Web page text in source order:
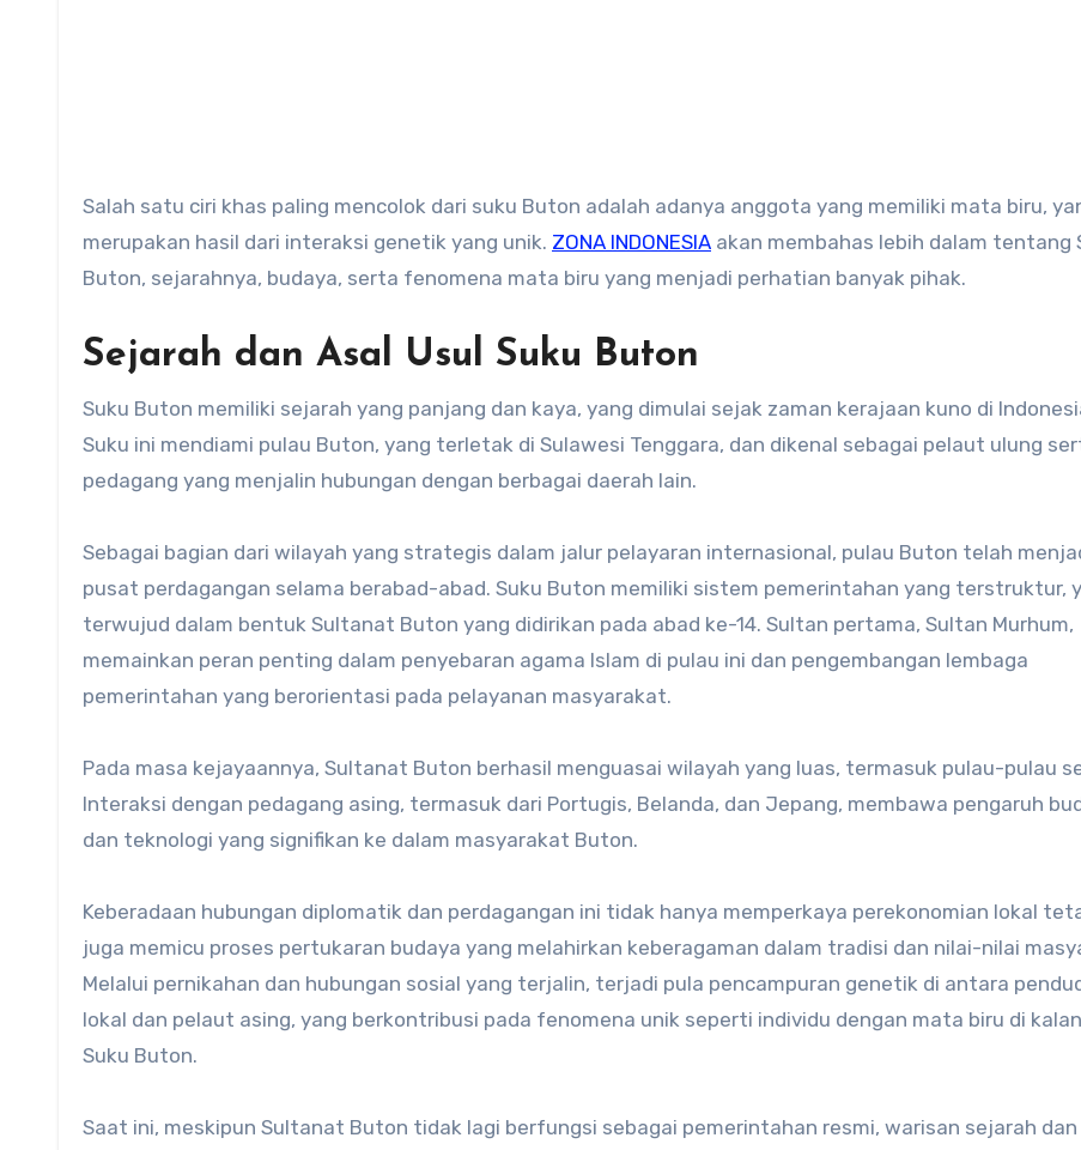
Salah satu ciri khas paling mencolok dari suku Buton adalah adanya anggota yang memiliki mata biru,
merupakan hasil dari interaksi genetik yang unik.​ ZONA INDONESIA akan membahas lebih dalam tentang
Buton, sejarahnya, budaya, serta fenomena mata biru yang menjadi perhatian banyak pihak.
Sejarah dan Asal Usul Suku Buton
Suku Buton memiliki sejarah yang panjang dan kaya, yang dimulai sejak zaman kerajaan kuno di
Suku ini mendiami pulau Buton, yang terletak di Sulawesi Tenggara, dan dikenal sebagai pelaut ulung
pedagang yang menjalin hubungan dengan berbagai daerah lain.
Sebagai bagian dari wilayah yang strategis dalam jalur pelayaran internasional, pulau Buton telah
pusat perdagangan selama berabad-abad. Suku Buton memiliki sistem pemerintahan yang terstruktur,
terwujud dalam bentuk Sultanat Buton yang didirikan pada abad ke-14. Sultan pertama, Sultan Murhum,
memainkan peran penting dalam penyebaran agama Islam di pulau ini dan pengembangan lembaga
pemerintahan yang berorientasi pada pelayanan masyarakat.
Pada masa kejayaannya, Sultanat Buton berhasil menguasai wilayah yang luas, termasuk pulau-pulau
Interaksi dengan pedagang asing, termasuk dari Portugis, Belanda, dan Jepang, membawa pengaruh
dan teknologi yang signifikan ke dalam masyarakat Buton.
Keberadaan hubungan diplomatik dan perdagangan ini tidak hanya memperkaya perekonomian lokal
juga memicu proses pertukaran budaya yang melahirkan keberagaman dalam tradisi dan nilai-nilai
Melalui pernikahan dan hubungan sosial yang terjalin, terjadi pula pencampuran genetik di antara
lokal dan pelaut asing, yang berkontribusi pada fenomena unik seperti individu dengan mata biru di
Suku Buton.
Saat ini, meskipun Sultanat Buton tidak lagi berfungsi sebagai pemerintahan resmi, warisan sejarah dan